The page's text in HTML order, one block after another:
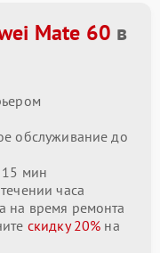
Mate 60 в
обслуживание до
15 мин
часа
на время ремонта
скидку 20% на